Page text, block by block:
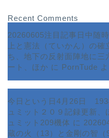
Recent Comments
20260605注目記事日中随
上と憲法（ていかん）の
ち、地下の反射面陣地に三
ート、ほか に PornTude
今日という日4月26日
ュミット２０９記録更新
ュミット209機体 に
蔵の火（13）と金剛の智